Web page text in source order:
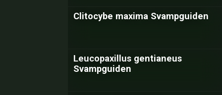
Clitocybe maxima Svampguiden
Leucopaxillus gentianeus
Svampguiden